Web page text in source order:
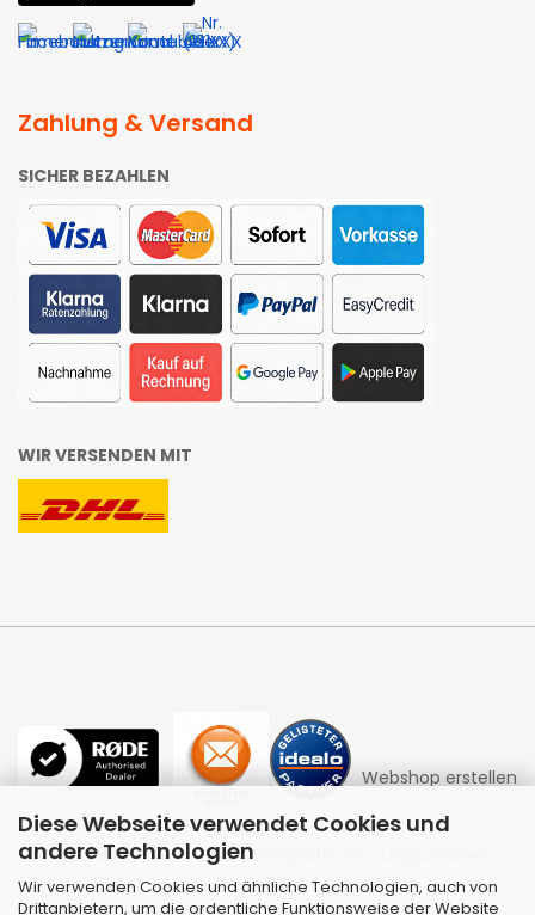
Diese Webseite verwendet Cookies und
andere Technologien
Wir verwenden Cookies und ähnliche Technologien, auch von
Drittanbietern, um die ordentliche Funktionsweise der Website
Zahlung & Versand
SICHER BEZAHLEN
WIR VERSENDEN MIT
Webshop erstellen
mit Gambio.de © 2026 | Template von